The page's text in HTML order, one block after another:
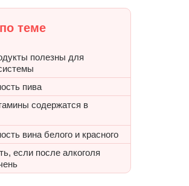
теме
полезны для
пива
содержатся в
вина белого и красного
если после алкоголя